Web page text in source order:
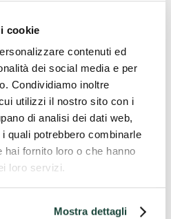
cookie
contenuti ed
dei social media e per
Condividiamo inoltre
utilizzi il nostro sito con i
di analisi dei dati web,
quali potrebbero combinarle
fornito loro o che hanno
loro servizi.
Mostra dettagli